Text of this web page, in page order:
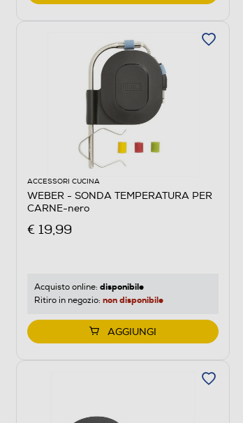
ACCESSORI CUCINA
WEBER - SONDA TEMPERATURA PER
CARNE-nero
€ 19,99
Acquisto online: disponibile
Ritiro in negozio: non disponibile
AGGIUNGI